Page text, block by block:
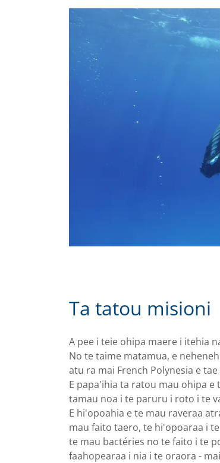
Ta tatou misioni
A pee i teie ohipa maere i itehia
No te taime matamua, e
atu ra mai French Polynesia e
E papa'ihia ta ratou mau ohipa
tamau noa i te paruru i roto i te
E hi'opoahia e te mau raveraa
mau faito taero, te hi'opoaraa i
te mau bactéries no te faito i te
faahopearaa i nia i te oraora -